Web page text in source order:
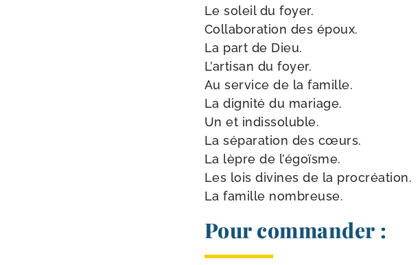
Le soleil du foyer.
Collaboration des époux.
La part de Dieu.
L’artisan du foyer.
Au ser­vice de la famille.
La digni­té du mariage.
Un et indissoluble.
La sépa­ra­tion des cœurs.
La lèpre de l’égoïsme.
Les lois divines de la procréation.
La famille nombreuse.
Pour commander :